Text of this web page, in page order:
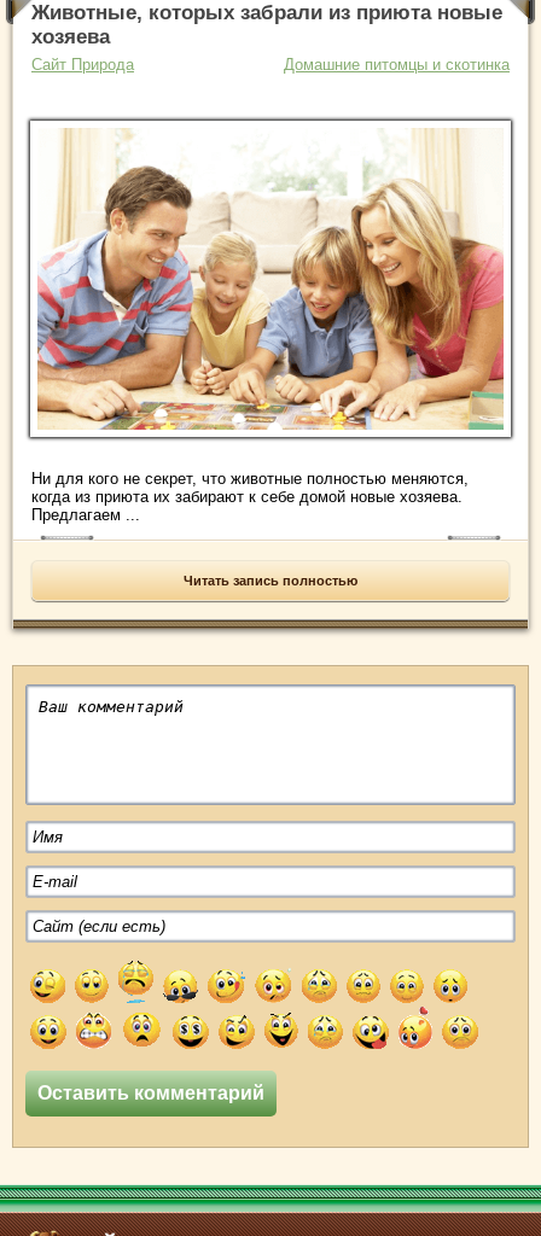
Животные, которых забрали из приюта новые
хозяева
Сайт Природа Домашние питомцы и скотинка
Ни для кого не секрет, что животные полностью меняются,
когда из приюта их забирают к себе домой новые хозяева.
Предлагаем ...
Читать запись полностью